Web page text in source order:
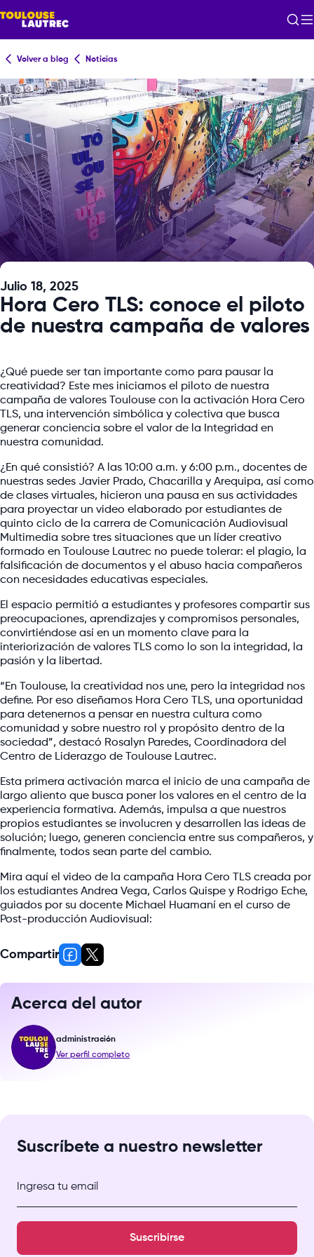
Volver a blog Noticias
Julio 18, 2025
Hora Cero TLS: conoce el piloto
de nuestra campaña de valores
¿Qué puede ser tan importante como para pausar la
creatividad? Este mes iniciamos el piloto de nuestra
campaña de valores Toulouse con la activación Hora Cero
TLS, una intervención simbólica y colectiva que busca
generar conciencia sobre el valor de la Integridad en
nuestra comunidad.
¿En qué consistió? A las 10:00 a.m. y 6:00 p.m., docentes de
nuestras sedes Javier Prado, Chacarilla y Arequipa, así como
de clases virtuales, hicieron una pausa en sus actividades
para proyectar un video elaborado por estudiantes de
quinto ciclo de la carrera de Comunicación Audiovisual
Multimedia sobre tres situaciones que un líder creativo
formado en Toulouse Lautrec no puede tolerar: el plagio, la
falsificación de documentos y el abuso hacia compañeros
con necesidades educativas especiales.
El espacio permitió a estudiantes y profesores compartir sus
preocupaciones, aprendizajes y compromisos personales,
convirtiéndose así en un momento clave para la
interiorización de valores TLS como lo son la integridad, la
pasión y la libertad.
“En Toulouse, la creatividad nos une, pero la integridad nos
define. Por eso diseñamos Hora Cero TLS, una oportunidad
para detenernos a pensar en nuestra cultura como
comunidad y sobre nuestro rol y propósito dentro de la
sociedad”, destacó Rosalyn Paredes, Coordinadora del
Centro de Liderazgo de Toulouse Lautrec.
Esta primera activación marca el inicio de una campaña de
largo aliento que busca poner los valores en el centro de la
experiencia formativa. Además, impulsa a que nuestros
propios estudiantes se involucren y desarrollen las ideas de
solución; luego, generen conciencia entre sus compañeros, y
finalmente, todos sean parte del cambio.
Mira aquí el video de la campaña Hora Cero TLS creada por
los estudiantes Andrea Vega, Carlos Quispe y Rodrigo Eche,
guiados por su docente Michael Huamaní en el curso de
Post-producción Audiovisual:
Compartir
Acerca del autor
administración
Ver perfil completo
Suscríbete a nuestro newsletter
Ingresa tu email
Suscribirse